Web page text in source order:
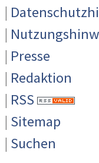
|
|
| Presse
| Redaktion
| RSS
| Sitemap
| Suchen